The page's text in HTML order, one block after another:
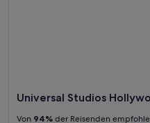
Universal Studios
Von 94% der Reisenden